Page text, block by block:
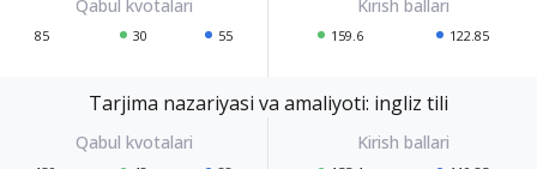
85 30 55 159.6 122.85
Tarjima nazariyasi va amaliyoti: ingliz tili